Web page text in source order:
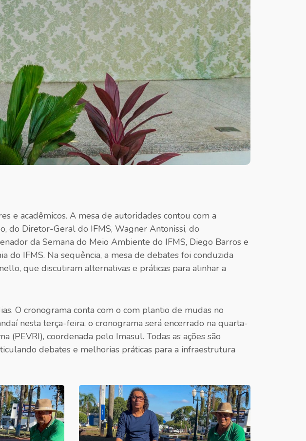
e acadêmicos. A mesa de autoridades contou com a
do Diretor-Geral do IFMS, Wagner Antonissi, do
da Semana do Meio Ambiente do IFMS, Diego Barros e
do IFMS. Na sequência, a mesa de debates foi conduzida
que discutiram alternativas e práticas para alinhar a
O cronograma conta com o com plantio de mudas no
nesta terça-feira, o cronograma será encerrado na quarta-
(PEVRI), coordenada pelo Imasul. Todas as ações são
debates e melhorias práticas para a infraestrutura